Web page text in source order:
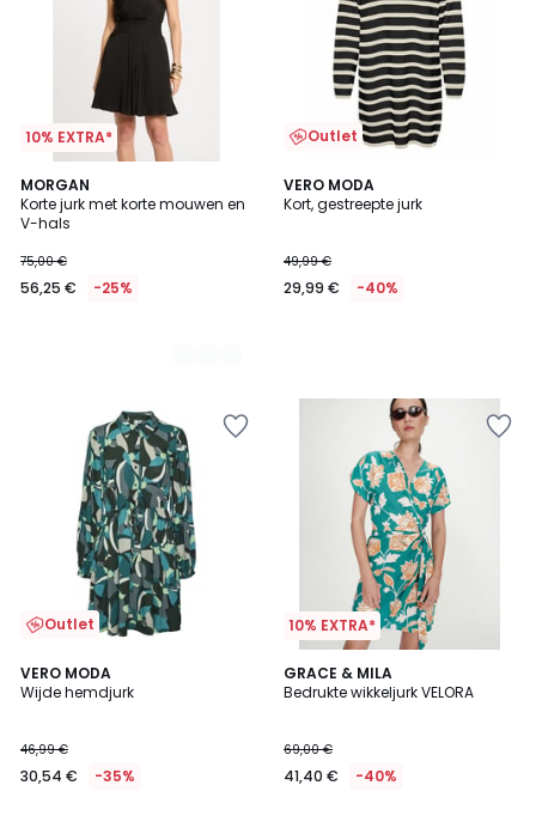
10% EXTRA*
MORGAN
Korte jurk met korte mouwen en
V-hals
75,00 €
56,25 € -25%
2
Kleuren
Outlet
VERO MODA
Kort, gestreepte jurk
49,99 €
29,99 € -40%
Outlet
VERO MODA
Wijde hemdjurk
46,99 €
30,54 € -35%
10% EXTRA*
GRACE & MILA
Bedrukte wikkeljurk VELORA
69,00 €
41,40 € -40%